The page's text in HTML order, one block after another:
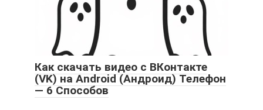
Как скачать видео с ВКонтакте
(VK) на Android (Андроид) Телефон
— 6 Способов